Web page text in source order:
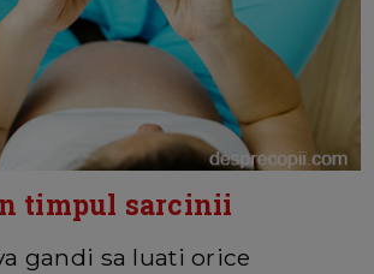
timpul sarcinii
gandi sa luati orice